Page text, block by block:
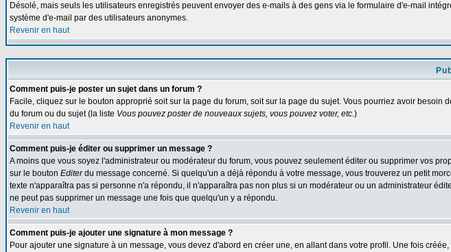
Désolé, mais seuls les utilisateurs enregistrés peuvent envoyer des e-mails à des gens via le formulaire d'e-mail
système d'e-mail par des utilisateurs anonymes.
Revenir en haut
Comment puis-je poster un sujet dans un forum ?
Facile, cliquez sur le bouton approprié soit sur la page du forum, soit sur la page du sujet. Vous pourriez avoir
du forum ou du sujet (la liste Vous pouvez poster de nouveaux sujets, vous pouvez voter, etc.)
Revenir en haut
Comment puis-je éditer ou supprimer un message ?
A moins que vous soyez l'administrateur ou modérateur du forum, vous pouvez seulement éditer ou supprimer vos
sur le bouton Editerdu message concerné. Si quelqu'un a déjà répondu à votre message, vous trouverez un petit
texte n'apparaîtra pas si personne n'a répondu, il n'apparaîtra pas non plus si un modérateur ou un administrateur
ne peut pas supprimer un message une fois que quelqu'un y a répondu.
Revenir en haut
Comment puis-je ajouter une signature à mon message ?
Pour ajouter une signature à un message, vous devez d'abord en créer une, en allant dans votre profil. Une fois